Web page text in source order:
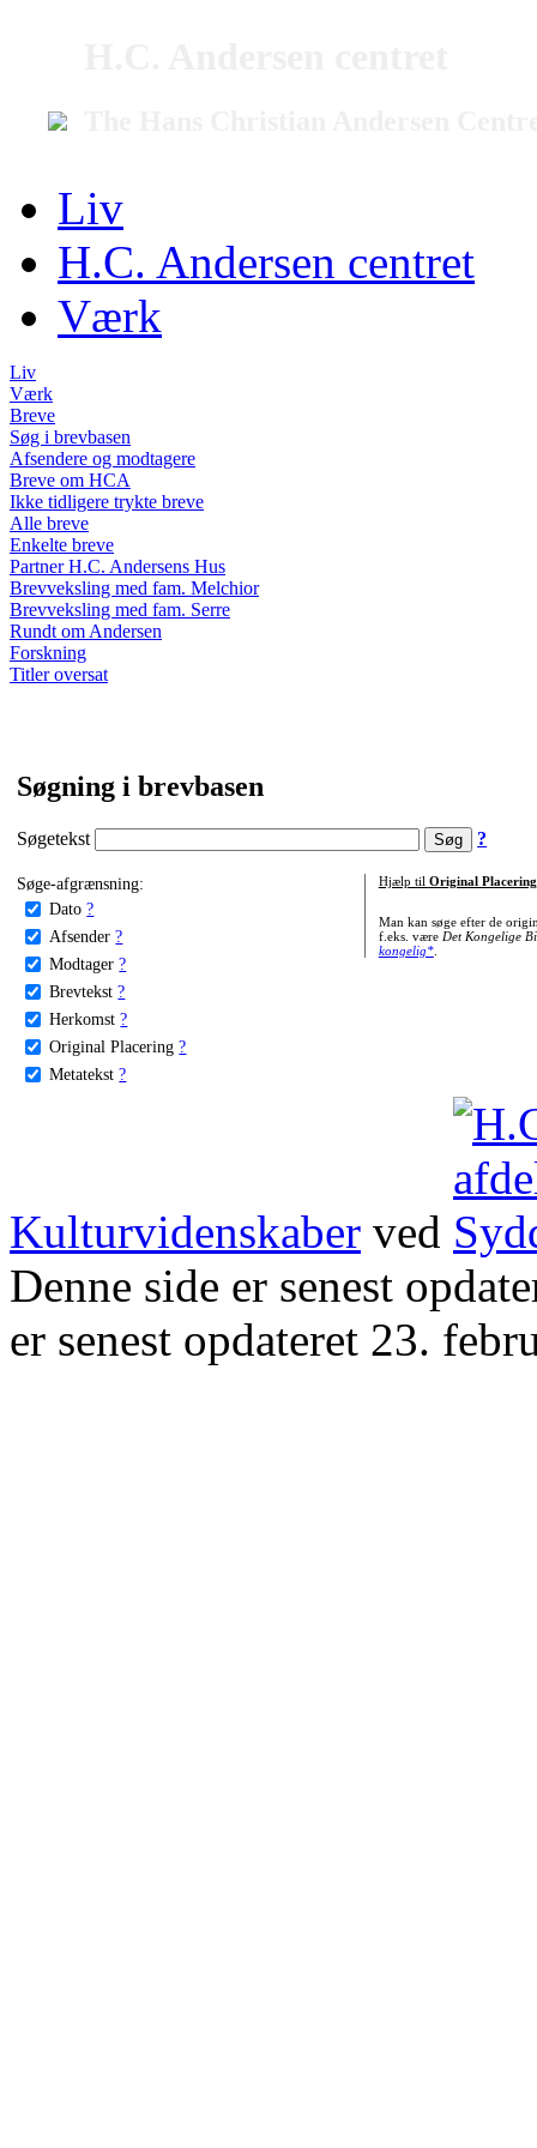
Liv
H.C. Andersen centret
Værk
Liv
Værk
Breve
Søg i brevbasen
Afsendere og modtagere
Breve om HCA
Ikke tidligere trykte breve
Alle breve
Enkelte breve
Partner H.C. Andersens Hus
Brevveksling med fam. Melchior
Brevveksling med fam. Serre
Rundt om Andersen
Forskning
Titler oversat
Søgning i brevbasen
Søgetekst ?
Søge-afgrænsning:
Dato ?
Afsender ?
Modtager ?
Brevtekst ?
Herkomst ?
Original Placering ?
Metatekst ?
Hjælp til Original Placering
Man kan søge efter de
f.eks. være Det Kongelige
kongelig*.
Kulturvidenskaber ved
Denne side er senest
er senest opdateret 23.